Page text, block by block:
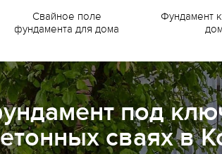
Свайное поле
фундамента для дома
Фундамент
под
сваях в